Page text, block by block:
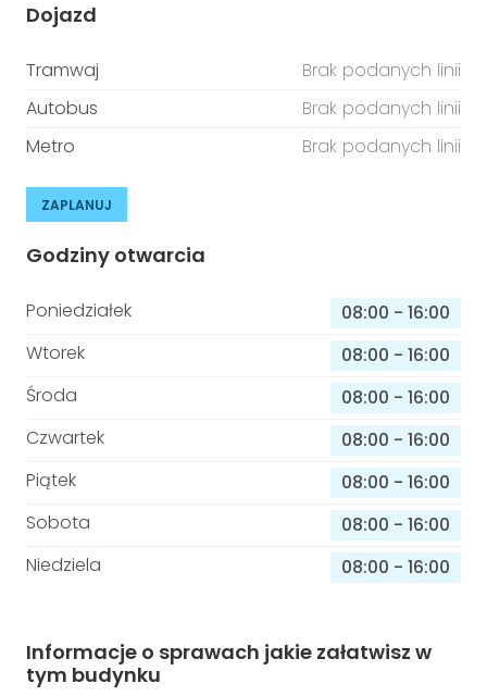
Dojazd
Tramwaj
Brak podanych linii
Autobus
Brak podanych linii
Metro
Brak podanych linii
ZAPLANUJ
Godziny otwarcia
Poniedziałek 08:00 - 16:00
Wtorek
08:00 - 16:00
Środa
08:00 - 16:00
Czwartek
08:00 - 16:00
Piątek
08:00 - 16:00
Sobota
08:00 - 16:00
Niedziela
08:00 - 16:00
Informacje o sprawach jakie załatwisz w
tym budynku